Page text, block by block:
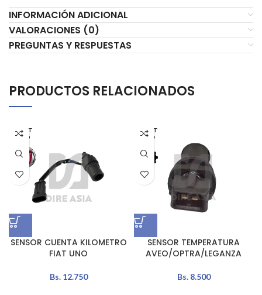
INFORMACIÓN ADICIONAL
VALORACIONES (0)
PREGUNTAS Y RESPUESTAS
PRODUCTOS RELACIONADOS
AGOT
ADO
SENSOR CUENTA KILOMETRO
FIAT UNO
Bs.12.750
AGOT
ADO
SENSOR TEMPERATURA
AVEO/OPTRA/LEGANZA
Bs.8.500